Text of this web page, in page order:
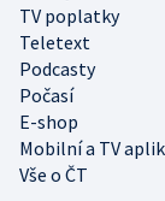
TV poplatky
Teletext
Podcasty
Počasí
E-shop
Mobilní a TV
Vše o ČT